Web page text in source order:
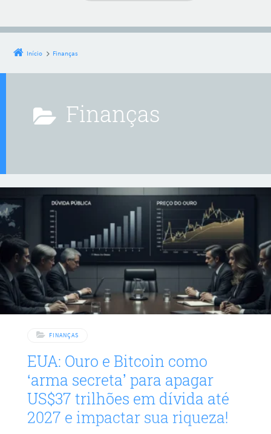
Início Finanças
Finanças
FINANÇAS
EUA: Ouro e Bitcoin como
‘arma secreta’ para apagar
US$37 trilhões em dívida até
2027 e impactar sua riqueza!